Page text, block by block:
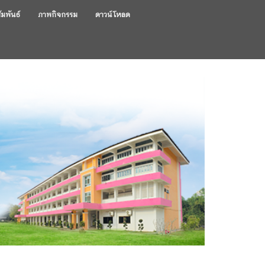
มพันธ์ ภาพกิจกรรม ดาวน์โหลด